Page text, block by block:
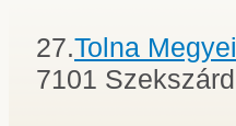
27.Tolna
7101